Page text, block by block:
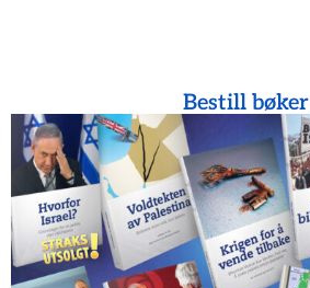
Bestill bøker